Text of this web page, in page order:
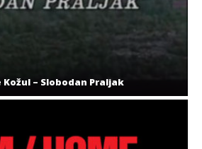
– Slobodan Praljak